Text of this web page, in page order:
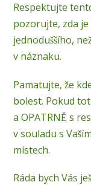
Respektujte
pozorujte, zda je
jednoduššího,
v náznaku.
Pamatujte, že
bolest. Pokud
a OPATRNĚ s
v souladu s
místech.
Ráda bych Vás